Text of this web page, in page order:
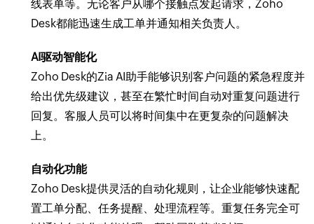
线表单等。无论客户从哪个接触点发起请求，Zoho
Desk都能迅速生成工单并通知相关负责人。
AI驱动智能化
Zoho Desk的Zia AI助手能够识别客户问题的紧急程度并
给出优先级建议，甚至在繁忙时间自动对重复问题进行
回复。客服人员可以将时间集中在更复杂的问题解决
上。
自动化功能
Zoho Desk提供灵活的自动化规则，让企业能够快速配
置工单分配、任务提醒、处理流程等。重复任务完全可